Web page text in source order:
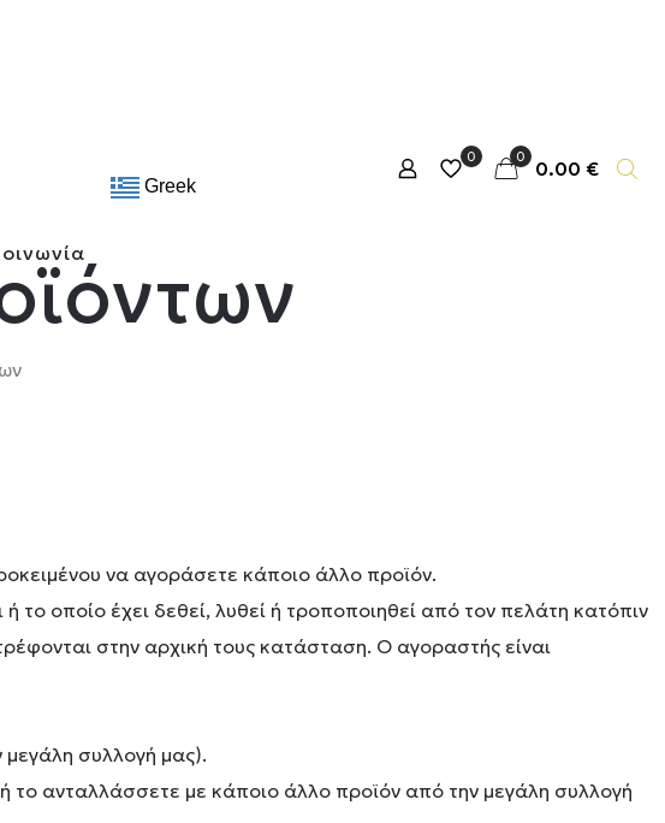
Greek
0 0 0.00 €
να αγοράσετε κάποιο άλλο προϊόν.
το οποίο έχει δεθεί, λυθεί ή τροποποιηθεί από τον πελάτη κατόπιν
στην αρχική τους κατάσταση. Ο αγοραστής είναι
συλλογή μας).
το ανταλλάσσετε με κάποιο άλλο προϊόν από την μεγάλη συλλογή